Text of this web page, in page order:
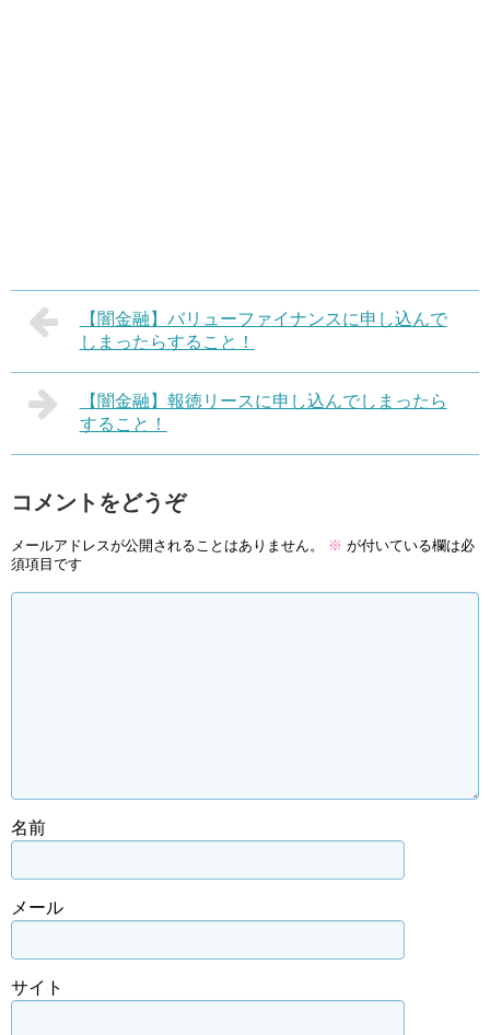
【闇金融】バリューファイナンスに申し込んで
しまったらすること！
【闇金融】報徳リースに申し込んでしまったら
すること！
コメントをどうぞ
メールアドレスが公開されることはありません。 ※ が付いている欄は必
須項目です
名前
メール
サイト